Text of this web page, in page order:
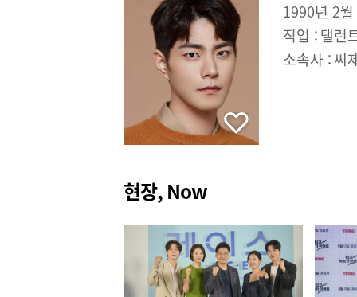
1990년 2
직업 :탤런
소속사 :씨
현장, Now